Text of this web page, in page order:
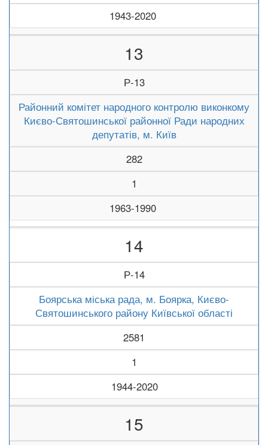
1943-2020
13
Р-13
Районний комітет народного контролю виконкому
Києво-Святошинської районної Ради народних
депутатів, м. Київ
282
1
1963-1990
14
Р-14
Боярська міська рада, м. Боярка, Києво-
Святошинського району Київської області
2581
1
1944-2020
15